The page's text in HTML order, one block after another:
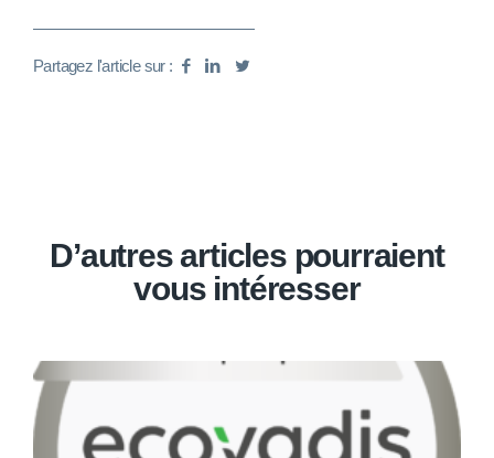
Partagez l'article sur :
D’autres articles pourraient
vous intéresser